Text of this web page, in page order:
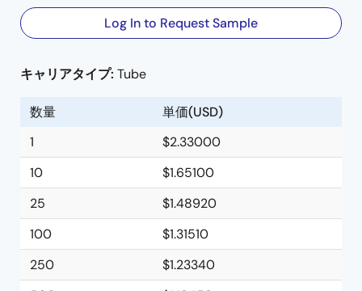
Log In to Request Sample
キャリアタイプ: Tube
数量
単価(USD)
1
$2.33000
10
$1.65100
25
$1.48920
100
$1.31510
250
$1.23340